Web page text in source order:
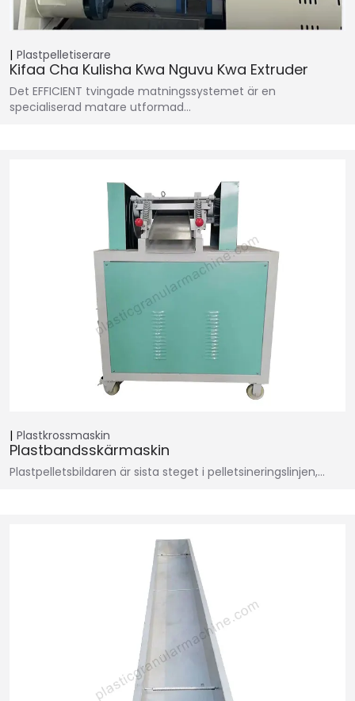
Plastpelletiserare
Kifaa Cha Kulisha Kwa Nguvu Kwa Extruder
Det EFFICIENT tvingade matningssystemet är en
specialiserad matare utformad…
Plastkrossmaskin
Plastbandsskärmaskin
Plastpelletsbildaren är sista steget i pelletsineringslinjen,…